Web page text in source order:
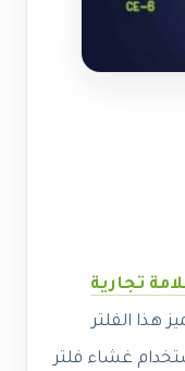
تجارية
هذا الفلتر
غشاء فلتر